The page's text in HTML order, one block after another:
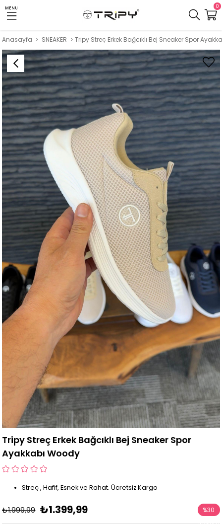
MENU 0
Anasayfa SNEAKER
Tripy Streç Erkek Bağcıklı Bej Sneaker Spor
Ayakkabı Woody
Streç , Hafif, Esnek ve Rahat. Ücretsiz Kargo
₺1.999,99 ₺1.399,99 %30
İndirim